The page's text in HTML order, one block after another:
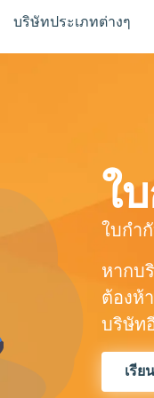
บริษัทประเภทต่างๆ
ใ
ใบกำ
หากบ
ต้องห้
บริษัท
เรีย